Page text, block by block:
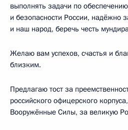
выполнять задачи по
и безопасности России, надёжно
и наш народ, беречь честь
Желаю вам успехов, счастья и
близким.
Предлагаю тост за
российского офицерского
Вооружённые Силы, за великую